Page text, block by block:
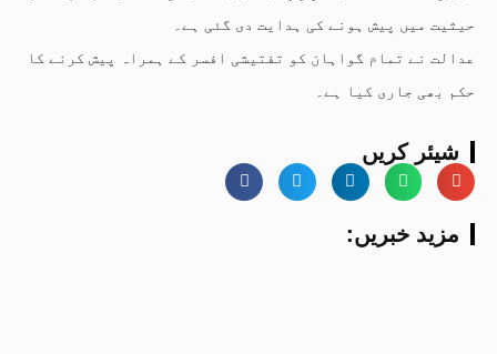
حیثیت میں پیش ہونے کی ہدایت دی گئی ہے۔
عدالت نے تمام گواہان کو تفتیشی افسر کے ہمراہ پیش کرنے کا
حکم بھی جاری کیا ہے۔
شیئر کریں
:مزید خبریں